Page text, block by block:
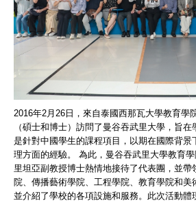
2016年2月26日，來自泰國西那瓦大學教育學
（碩士和博士）訪問了曼谷吞武里大學，旨
是針對中國學生的課程項目，以期在國際背景
理方面的經驗。 為此，曼谷吞武里大學教育
里坦亞副教授博士熱情地接待了代表團，並帶
院、傳播藝術學院、工程學院、教育學院和美
並介紹了學校的各項設施和服務。此次活動體